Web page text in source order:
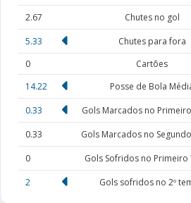
2.67
Chutes no gol
5.33
Chutes para fora
0
Cartões
14.22
Posse de Bola
0.33
Gols Marcados no
0.33
Gols Marcados no
0
Gols Sofridos no Primeiro
2
Gols sofridos no 2º